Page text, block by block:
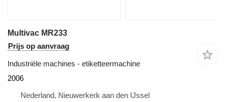
Multivac MR233
Prijs op aanvraag
Industriële machines - etiketteermachine
2006
Nederland, Nieuwerkerk aan den IJssel